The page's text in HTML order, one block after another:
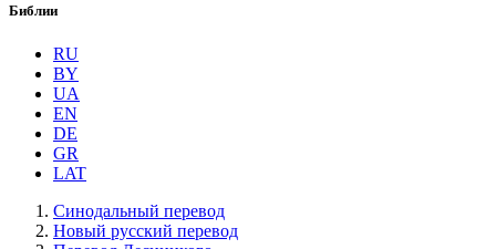
Библии
RU
BY
UA
EN
DE
GR
LAT
Синодальный перевод
Новый русский перевод